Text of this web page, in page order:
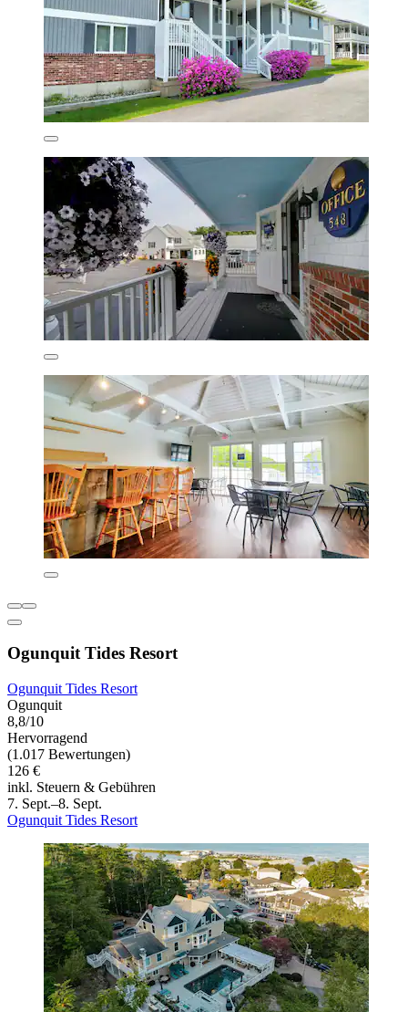
Ogunquit Tides Resort
Ogunquit Tides Resort
Ogunquit
8,8/10
Hervorragend
(1.017 Bewertungen)
126 €
inkl. Steuern & Gebühren
7. Sept.–8. Sept.
Ogunquit Tides Resort